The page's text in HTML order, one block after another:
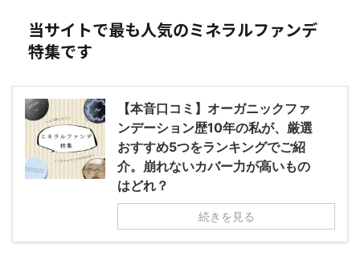
当サイトで最も人気のミネラルファンデ
特集です
【本音口コミ】オーガニックファ
ンデーション歴10年の私が、厳選
おすすめ5つをランキングでご紹
介。崩れないカバー力が高いもの
はどれ？
続きを見る